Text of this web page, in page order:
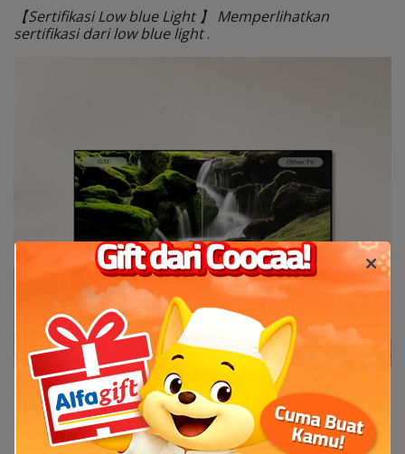
【Sertifikasi Low blue Light 】 Memperlihatkan
sertifikasi dari low blue light.
Platform Kesehatan
Night mode/ mode malam
Ketika menonton pada malam hari, atur tv dengan